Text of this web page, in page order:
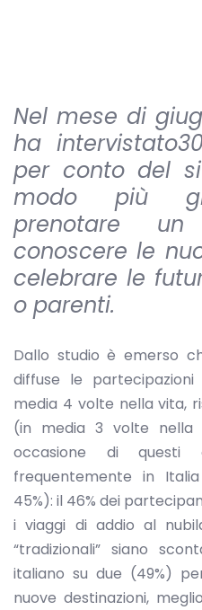
Nel mese di
ha
per conto del
modo più
prenotare
conoscere le
celebrare le
o parenti.
Dallo studio è emerso
diffuse le
media 4 volte nella vita,
(in media 3 volte
occasione di questi
frequentemente in
45%): il 46% dei
i viaggi di addio al
“tradizionali” siano
italiano su due (49%)
nuove destinazioni,